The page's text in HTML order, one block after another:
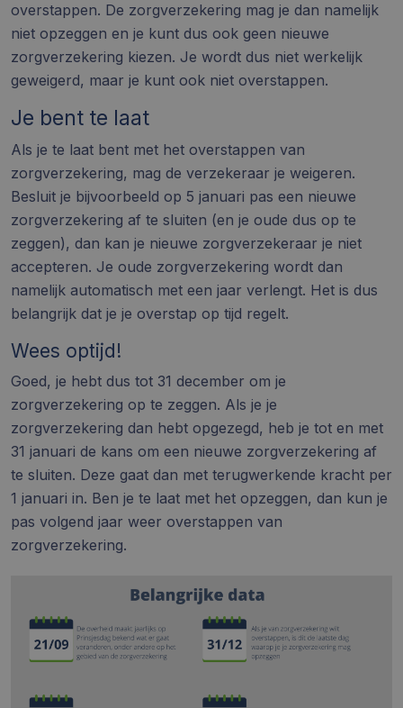
overstappen. De zorgverzekering mag je dan namelijk
niet opzeggen en je kunt dus ook geen nieuwe
zorgverzekering kiezen. Je wordt dus niet werkelijk
geweigerd, maar je kunt ook niet overstappen.
Je bent te laat
Als je te laat bent met het overstappen van
zorgverzekering, mag de verzekeraar je weigeren.
Besluit je bijvoorbeeld op 5 januari pas een nieuwe
zorgverzekering af te sluiten (en je oude dus op te
zeggen), dan kan je nieuwe zorgverzekeraar je niet
accepteren. Je oude zorgverzekering wordt dan
namelijk automatisch met een jaar verlengt. Het is dus
belangrijk dat je je overstap op tijd regelt.
Wees optijd!
Goed, je hebt dus tot 31 december om je
zorgverzekering op te zeggen. Als je je
zorgverzekering dan hebt opgezegd, heb je tot en met
31 januari de kans om een nieuwe zorgverzekering af
te sluiten. Deze gaat dan met terugwerkende kracht per
1 januari in. Ben je te laat met het opzeggen, dan kun je
pas volgend jaar weer overstappen van
zorgverzekering.